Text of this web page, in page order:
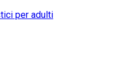
per adulti